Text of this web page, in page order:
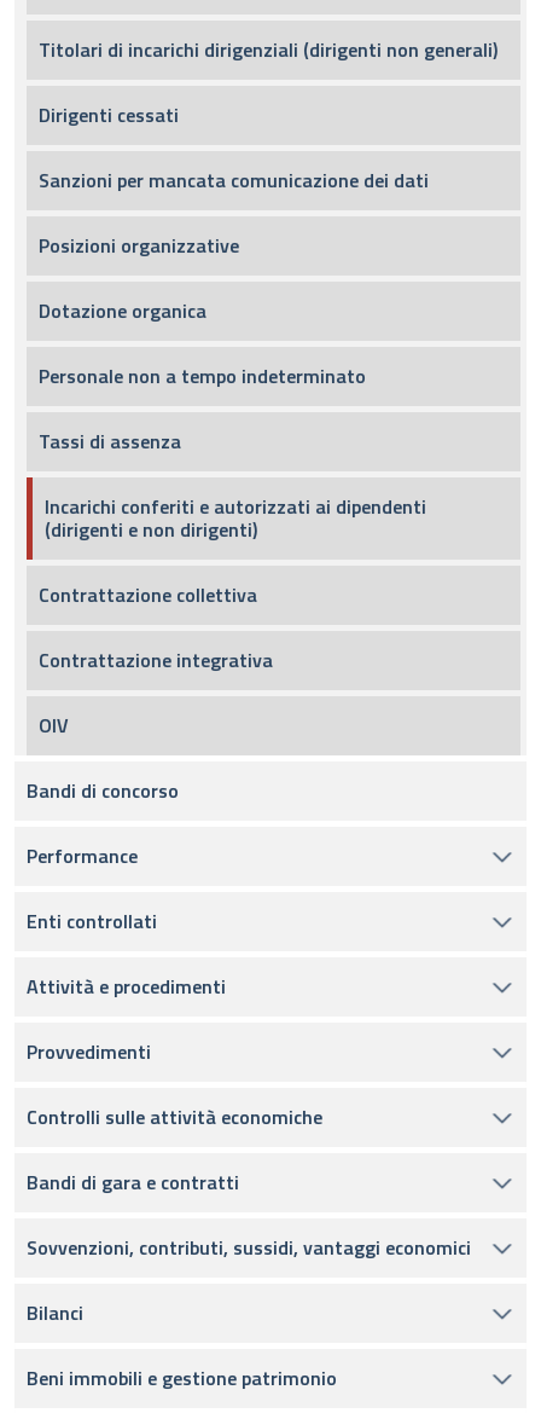
Titolari di incarichi dirigenziali (dirigenti non generali)
Dirigenti cessati
Sanzioni per mancata comunicazione dei dati
Posizioni organizzative
Dotazione organica
Personale non a tempo indeterminato
Tassi di assenza
Incarichi conferiti e autorizzati ai dipendenti
(dirigenti e non dirigenti)
Contrattazione collettiva
Contrattazione integrativa
OIV
Bandi di concorso
Performance
Enti controllati
Attività e procedimenti
Provvedimenti
Controlli sulle attività economiche
Bandi di gara e contratti
Sovvenzioni, contributi, sussidi, vantaggi economici
Bilanci
Beni immobili e gestione patrimonio